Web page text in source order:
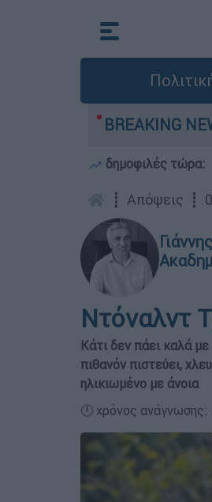
BREAKING
Πόρτο Γερμανό μετά τη
δημοφιλές τώρα:
┋ Απόψεις ┋
Ντόναλντ
Κάτι δεν πάει καλά
πιθανόν πιστεύει,
ηλικιωμένο με άνοια
🕛 χρόνος